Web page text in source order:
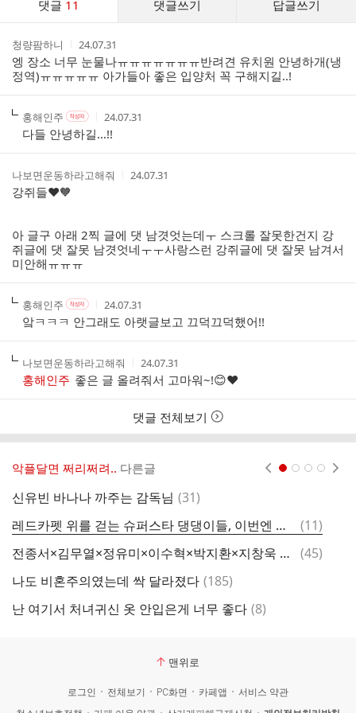
댓글 11 댓글쓰기 답글쓰기
트
작
성
자
청량팜하니
작
성
시
간
24.07.31
엥 장소 너무 눈물나ㅠㅠㅠㅠㅠㅠㅠ반려견 유치원 안녕하개(냉
정역)ㅠㅠㅠㅠㅠ 아가들아 좋은 입양처 꼭 구해지길..!
작
성
자
홍해인주 작
성
자
본
여
부
작
성
자
작
성
시
간
24.07.31
다들 안녕하길…!!
작
성
자
나보면운동하라고해줘
작
24.07.31
강쥐들❤️🧡
아 글구 아래 2찍 글에 댓 남겻엇는데ㅜ 스크롤 잘못한건지 강
쥐글에 댓 잘못 남겻엇네ㅜㅜ사랑스런 강쥐글에 댓 잘못 남겨서
미안해ㅠㅠㅠ
작
성
자
홍해인주 작
성
자
본
여
부
작
작
성
시
간
24.07.31
앜ㅋㅋㅋ 안그래도 아랫글보고 끄덕끄덕했어!!
작
성
자
나보면운동하라고해줘
작
성
시
간
24.07.31
홍해인주 좋은 글 올려줘서 고마워~!😊❤️
댓글 전체보기
악플달면 쩌리쩌려.. 다른글
신유빈 바나나 까주는 감독님 댓
(31)
레드카펫 위를 걷는 슈퍼스타 댕댕이들, 이번엔 부산에서 팬미팅!
댓
글
(11)
전종서×김무열×정유미×이수혁×박지환×지창욱 출연 ＜우씨왕후＞ 티저
댓
(45)
나도 비혼주의였는데 싹 달라졌다 댓
(185)
난 여기서 처녀귀신 옷 안입은게 너무 좋다 댓
(8)
맨위로
로그인 전체보기 PC화면 카페앱
서비스 약관